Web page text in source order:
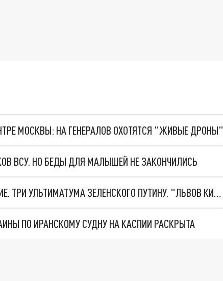
МОСКВЫ: НА ГЕНЕРАЛОВ ОХОТЯТСЯ "ЖИВЫЕ ДРОНЫ"
ВСУ. НО БЕДЫ ДЛЯ МАЛЫШЕЙ НЕ ЗАКОНЧИЛИСЬ
НОВОЕ МАСШТАБНЕЙШЕЕ НАСТУПЛЕНИЕ. ТРИ УЛЬТИМАТУМА ЗЕЛЕНСКОГО ПУТИНУ. "ЛЬВОВ КИМА" ПОСТАВЯТ НА ПВО? ГЛОБАЛЬНЫЙ ПРОРЫВ ПОД ЗАПОРОЖЬЕМ
ПО ИРАНСКОМУ СУДНУ НА КАСПИИ РАСКРЫТА